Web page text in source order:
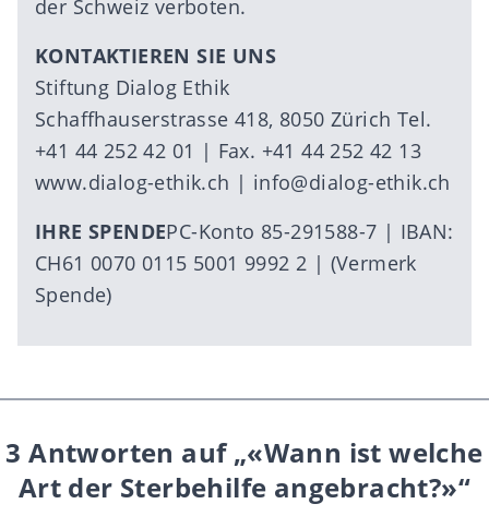
der Schweiz verboten.
KONTAKTIEREN SIE UNS
Stiftung Dialog Ethik
Schaffhauserstrasse 418, 8050 Zürich Tel.
+41 44 252 42 01 | Fax. +41 44 252 42 13
www.dialog-ethik.ch | info@dialog-ethik.ch
IHRE SPENDEPC-Konto 85-291588-7 | IBAN:
CH61 0070 0115 5001 9992 2 | (Vermerk
Spende)
3 Antworten auf „«Wann ist welche
Art der Sterbehilfe angebracht?»“